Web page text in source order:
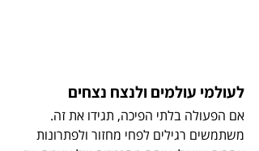
לעולמי עולמים ולנצח נצחים
אם הפעולה בלתי הפיכה, תגידו את זה.
משתמשים רגילים לפחי מחזור ולפתרונות